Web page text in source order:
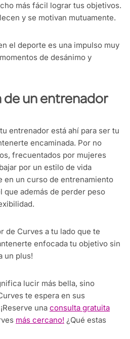
más fácil lograr tus objetivos.
y se motivan mutuamente.
el deporte es una impulso muy
de desánimo y
un entrenador
entrenador está ahí para ser tu
encaminada. Por no
frecuentados por mujeres
por un estilo de vida
en un curso de entrenamiento
que además de perder peso
de Curves a tu lado que te
enfocada tu objetivo sin
un plus!
lucir más bella, sino
te espera en sus
una consulta gratuita
más cercano! ¿Qué estas